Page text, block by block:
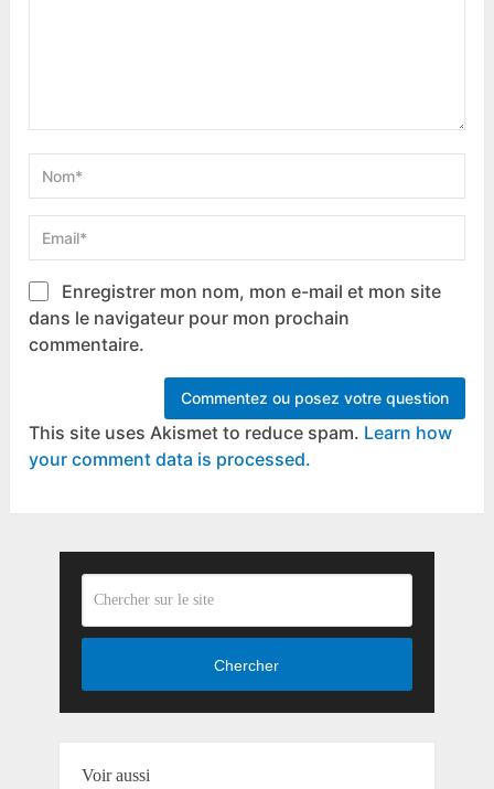
Enregistrer mon nom, mon e-mail et mon site
dans le navigateur pour mon prochain
commentaire.
This site uses Akismet to reduce spam. Learn how
your comment data is processed.
Chercher
Voir aussi